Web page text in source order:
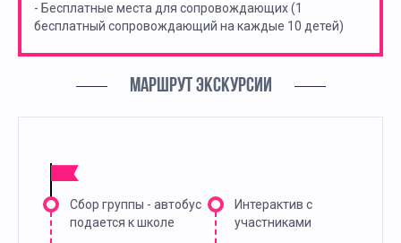
- Бесплатные места для сопровождающих (1
бесплатный сопровождающий на каждые 10 детей)
МАРШРУТ ЭКСКУРСИИ
Сбор группы - автобус
подается к школе
Интерактив с
участниками